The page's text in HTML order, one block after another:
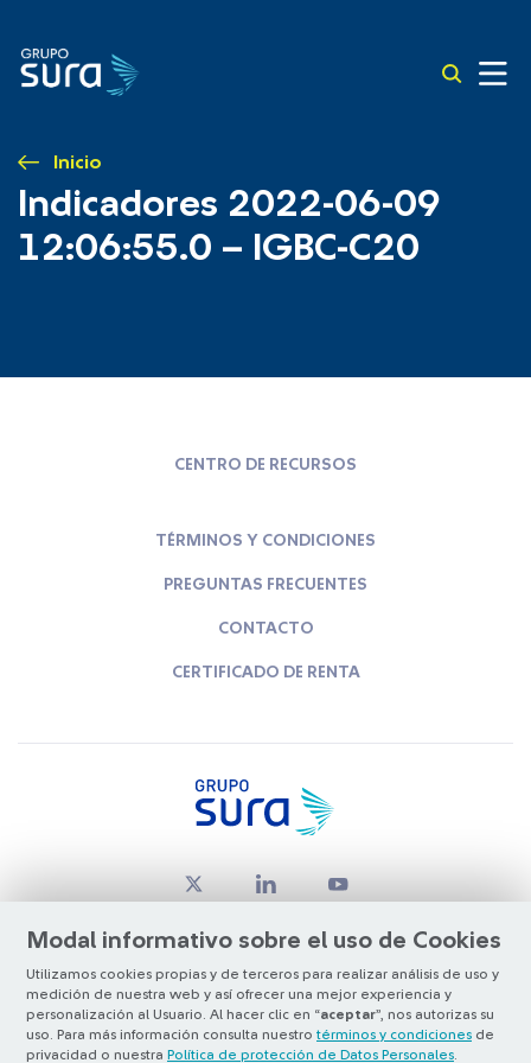
Inicio
Indicadores 2022-06-09
12:06:55.0 – IGBC-C20
Modal informativo sobre el uso de Cookies
Utilizamos cookies propias y de terceros para realizar análisis de uso y
medición de nuestra web y así ofrecer una mejor experiencia y
personalización al Usuario. Al hacer clic en “aceptar”, nos autorizas su
uso. Para más información consulta nuestro términos y condiciones de
privacidad o nuestra Política de protección de Datos Personales
CENTRO DE RECURSOS
TÉRMINOS Y CONDICIONES
PREGUNTAS FRECUENTES
CONTACTO
CERTIFICADO DE RENTA
© Copyright Grupo SURA 2026